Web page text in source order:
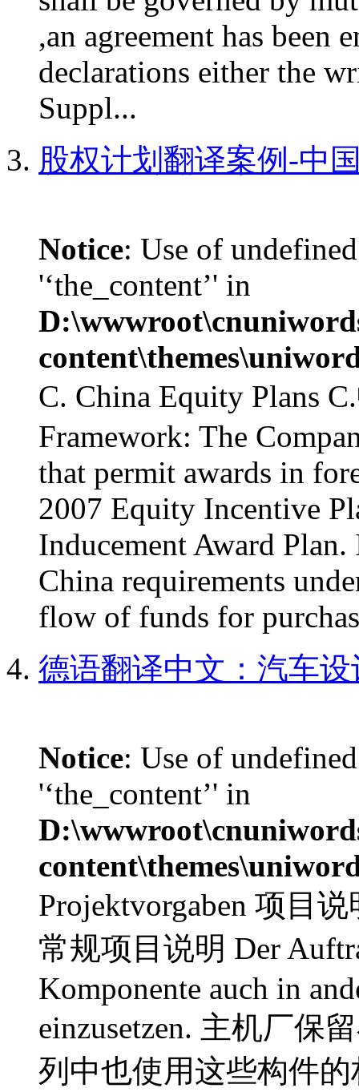
,an agreement has been
declarations either the
Suppl...
股权计划翻译案例-中
Notice: Use of
'‘the_content’' in
C. China Equity Plans
Framework: The
that permit awards in
2007 Equity Incentive
Inducement Award
China requirements
flow of funds for
德语翻译中文：汽车
Notice: Use of
'‘the_content’' in
Projektvorgaben 项目
常规项目说明 Der
Komponente auch in
einzusetzen. 主机厂保
列中也使用这些构件的